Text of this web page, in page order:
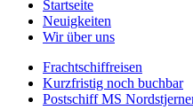
Startseite
Neuigkeiten
Wir über uns
Frachtschiffreisen
Kurzfristig noch buchbar
Postschiff MS